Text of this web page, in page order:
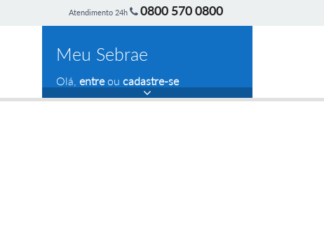
Atendimento 24h 0800 570 0800
Meu Sebrae
Olá, entreou cadastre-se